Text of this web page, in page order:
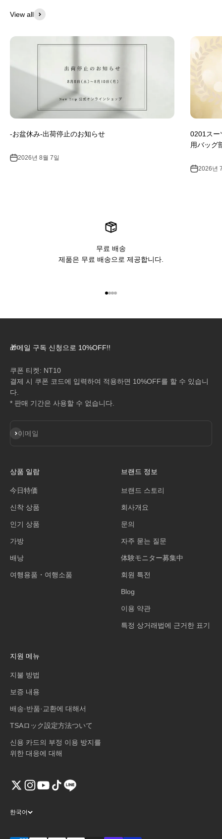
View all
-お盆休み-出荷停止のお知らせ
2026년 8월 7일
0201スー
用バッグ
2026년
무료 배송
제품은 무료 배송으로 제공합니다.
🎁메일 구독 신청으로 10%OFF!!
쿠폰 티켓: NT10
결제 시 쿠폰 코드에 입력하여 적용하면 10%OFF를 할 수 있습니
다.
* 판매 기간은 사용할 수 없습니다.
이메일
구독
상품 일람
今日特価
신착 상품
인기 상품
가방
배낭
여행용품・여행소품
브랜드 정보
브랜드 스토리
회사개요
문의
자주 묻는 질문
体験モニター募集中
회원 특전
Blog
이용 약관
특정 상거래법에 근거한 표기
지원 메뉴
지불 방법
보증 내용
배송·반품·교환에 대해서
TSAロック設定方法ついて
신용 카드의 부정 이용 방지를
위한 대응에 대해
한국어